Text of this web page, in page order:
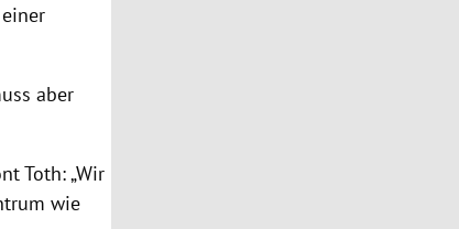
aber
Toth: „Wir
wie